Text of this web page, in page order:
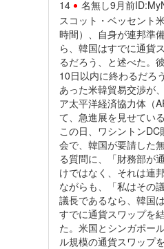
14 名無し9月前
スコット・ベッセント
時間）、自身が連邦準
ら、韓国はすでに通貨
るだろう、と述べた。
10日以内に終わるだろ
あった米韓貿易交渉が
ア太平洋経済協力体（
て、急進展を見せてい
この日、ワシントン
会で、韓国が要請した
る質問に、「財務部が
けではなく、それは連
ながらも、「私はその
議長であるなら、韓国
すでに通貨スワップを
た。米国とシンガポー
ル規模の通貨スワップ